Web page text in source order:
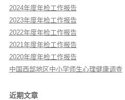
2024年度年检工作报告
2023年度年检工作报告
2022年度年检工作报告
2021年度年检工作报告
2020年度年检工作报告
中国西部地区中小学师生心理健康调查
近期文章